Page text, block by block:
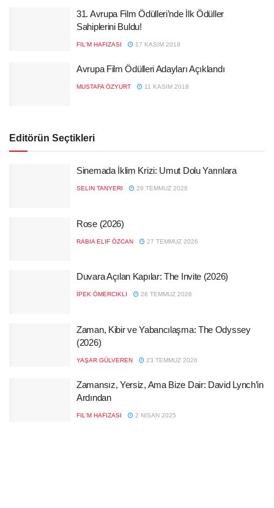
31. Avrupa Film Ödülleri’nde İlk Ödüller
Sahiplerini Buldu!
FIL'M HAFIZASI 17 KASIM 2018
Avrupa Film Ödülleri Adayları Açıklandı
MUSTAFA ÖZYURT 11 KASIM 2018
Editörün Seçtikleri
Sinemada İklim Krizi: Umut Dolu Yarınlara
SELIN TANYERI 29 TEMMUZ 2026
Rose (2026)
RABIA ELIF ÖZCAN 27 TEMMUZ 2026
Duvara Açılan Kapılar: The Invite (2026)
İPEK ÖMERCIKLI 26 TEMMUZ 2026
Zaman, Kibir ve Yabancılaşma: The Odyssey
(2026)
YAŞAR GÜLVEREN 23 TEMMUZ 2026
Zamansız, Yersiz, Ama Bize Dair: David Lynch’in
Ardından
FIL'M HAFIZASI 2 NISAN 2025